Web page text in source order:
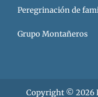
Peregrinación de
Grupo Montañeros
Copyright © 2026